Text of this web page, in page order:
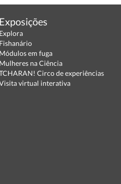
Exposições
Explora
Fishanário
Módulos em fuga
Mulheres na Ciência
Circo de experiências
virtual interativa